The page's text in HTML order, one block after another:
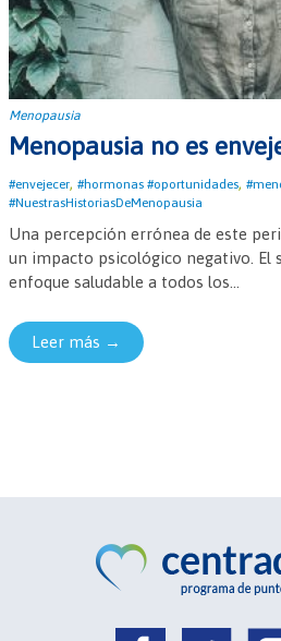
Menopausia
Menopausia no es
#envejecer, #hormonas #oportunidades,
#NuestrasHistoriasDeMenopausia
Una percepción errónea de este
un impacto psicológico negativo. El
enfoque saludable a todos los...
Leer más →